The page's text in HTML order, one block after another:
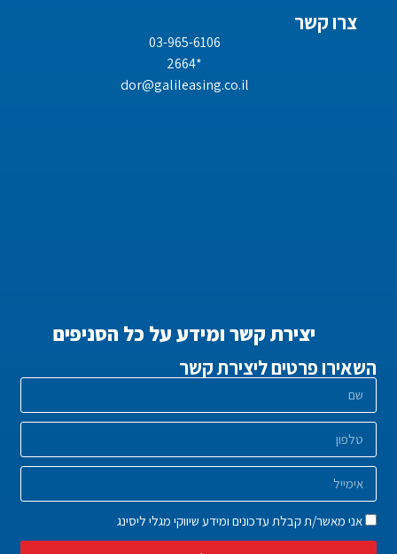
צרו קשר
03-965-6106
*2664
dor@galileasing.co.il
יצירת קשר ומידע על כל הסניפים
השאירו פרטים ליצירת קשר
אני מאשר/ת קבלת עדכונים ומידע שיווקי מגלי ליסינג